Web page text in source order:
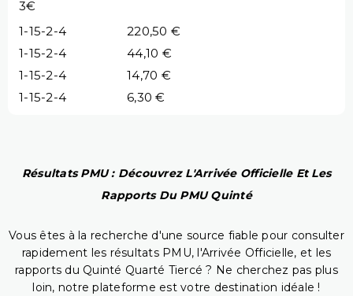
3€
1-15-2-4
220,50 €
1-15-2-4
44,10 €
1-15-2-4
14,70 €
1-15-2-4
6,30 €
Résultats PMU : Découvrez L'Arrivée Officielle Et Les
Rapports Du PMU Quinté
Vous êtes à la recherche d'une source fiable pour consulter
rapidement les résultats PMU, l'Arrivée Officielle, et les
rapports du Quinté Quarté Tiercé ? Ne cherchez pas plus
loin, notre plateforme est votre destination idéale !